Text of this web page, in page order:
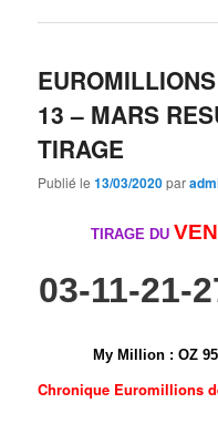
13 – MARS
TIRAGE
Publié le13/03/2020par
TIRAGE DU
03-11-21-
My Million: OZ 95
Chronique Euromillions